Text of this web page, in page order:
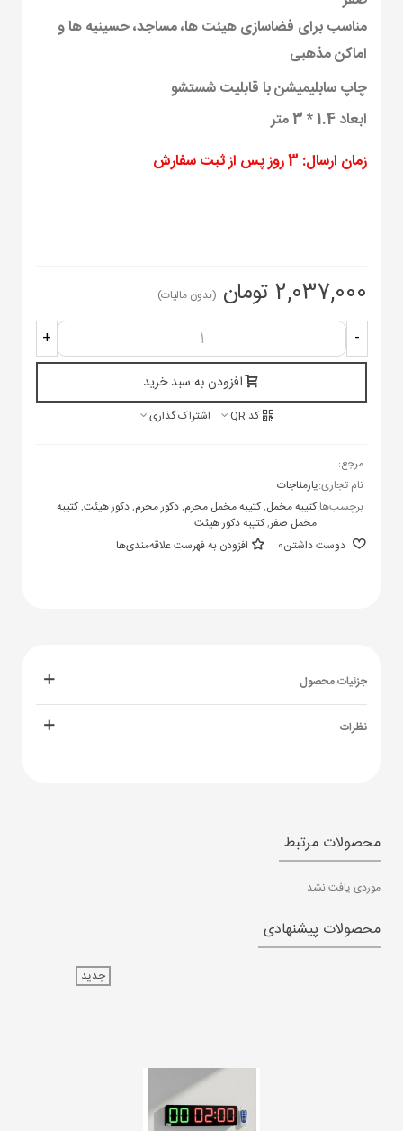
مناسب برای فضاسازی هیئت ها، مساجد، حسینیه ها و
اماکن مذهبی
چاپ سابلیمیشن با قابلیت شستشو
ابعاد 1.4 * 3 متر
زمان ارسال: 3 روز پس از ثبت سفارش
2,037,000 تومان (بدون مالیات)
-
+
افزودن به سبد خرید
کد QR اشتراک گذاری
مرجع:
نام تجاری:یارمناجات
برچسب‌ها:کتیبه مخمل,کتیبه مخمل محرم,دکور محرم,دکور هیئت,کتیبه
مخمل صفر,کتیبه دکور هیئت
دوست داشتن0 افزودن به فهرست علاقه‌مندی‌ها
جزئیات محصول
نظرات
محصولات مرتبط
موردی یافت نشد
محصولات پیشنهادی
جدید